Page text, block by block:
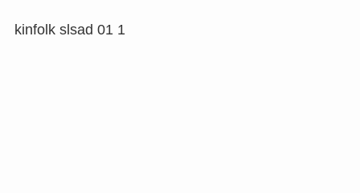
kinfolk slsad 01 1